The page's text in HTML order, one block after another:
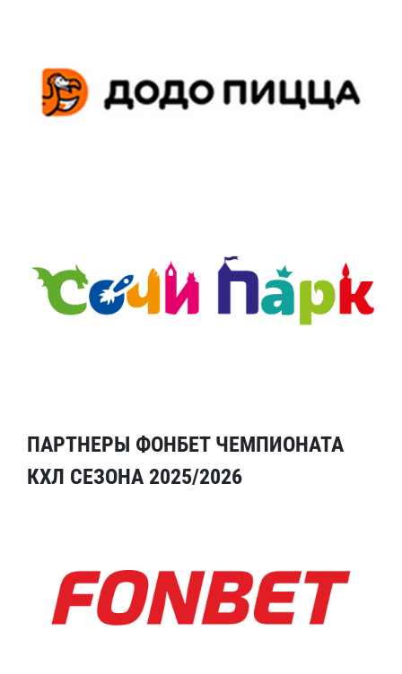
ПАРТНЕРЫ ФОНБЕТ ЧЕМПИОНАТА
КХЛ СЕЗОНА 2025/2026